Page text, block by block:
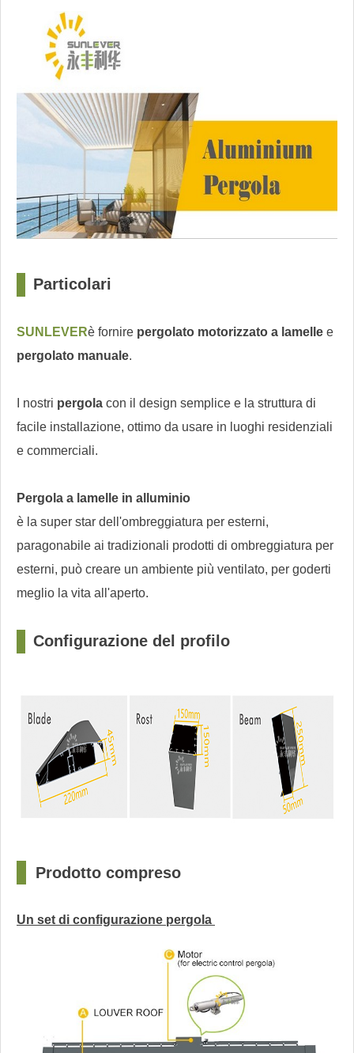
Particolari
SUNLEVERè fornire pergolato motorizzato a lamelle e
pergolato manuale.
I nostri pergola con il design semplice e la struttura di
facile installazione, ottimo da usare in luoghi residenziali
e commerciali.
Pergola a lamelle in alluminio
è la super star dell'ombreggiatura per esterni,
paragonabile ai tradizionali prodotti di ombreggiatura per
esterni, può creare un ambiente più ventilato, per goderti
meglio la vita all'aperto.
Configurazione del profilo
Prodotto compreso
Un set di configurazione pergola